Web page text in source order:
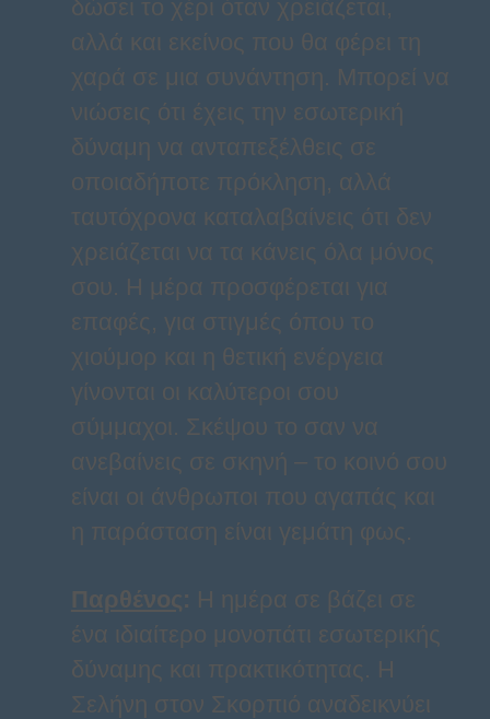
δώσει το χέρι όταν χρειάζεται,
αλλά και εκείνος που θα φέρει τη
χαρά σε μια συνάντηση. Μπορεί να
νιώσεις ότι έχεις την εσωτερική
δύναμη να ανταπεξέλθεις σε
οποιαδήποτε πρόκληση, αλλά
ταυτόχρονα καταλαβαίνεις ότι δεν
χρειάζεται να τα κάνεις όλα μόνος
σου. Η μέρα προσφέρεται για
επαφές, για στιγμές όπου το
χιούμορ και η θετική ενέργεια
γίνονται οι καλύτεροι σου
σύμμαχοι. Σκέψου το σαν να
ανεβαίνεις σε σκηνή – το κοινό σου
είναι οι άνθρωποι που αγαπάς και
η παράσταση είναι γεμάτη φως.
Παρθένος: Η ημέρα σε βάζει σε
ένα ιδιαίτερο μονοπάτι εσωτερικής
δύναμης και πρακτικότητας. Η
Σελήνη στον Σκορπιό αναδεικνύει